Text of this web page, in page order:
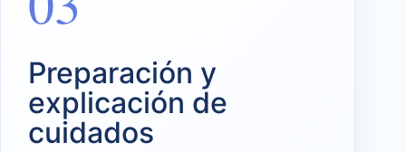
Preparación y
explicación de
cuidados